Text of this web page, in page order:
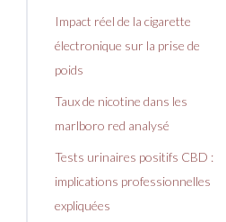
Impact réel de la cigarette
électronique sur la prise de
poids
Taux de nicotine dans les
marlboro red analysé
Tests urinaires positifs CBD :
implications professionnelles
expliquées